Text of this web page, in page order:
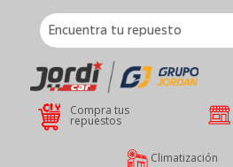
Compra tus
repuestos
Climatización